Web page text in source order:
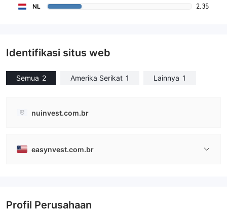
NL 2.35
Identifikasi situs web
Semua 2 Amerika Serikat 1 Lainnya 1
nuinvest.com.br
easynvest.com.br
Profil Perusahaan